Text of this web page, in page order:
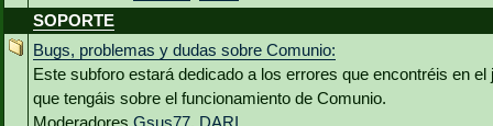
SOPORTE
Bugs, problemas y dudas sobre Comunio:
Este subforo estará dedicado a los errores que encontréis en el
que tengáis sobre el funcionamiento de Comunio.